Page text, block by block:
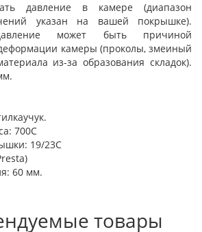
давление в камере (диапазон
указан на вашей покрышке).
может быть причиной
камеры (проколы, змеиный
из-за образования складок).
700C
19/23С
60 мм.
товары